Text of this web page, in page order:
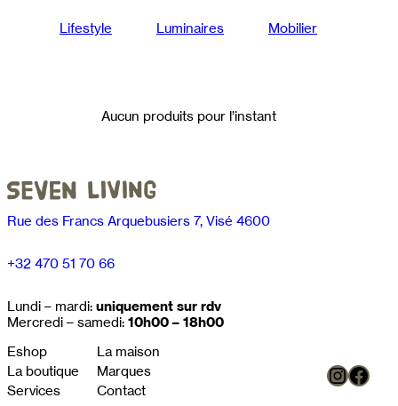
Lifestyle Luminaires Mobilier
Aucun produits pour l’instant
Rue des Francs Arquebusiers 7, Visé 4600
+32 470 51 70 66
Lundi – mardi: uniquement sur rdv
Mercredi – samedi: 10h00 – 18h00
Eshop
La boutique
Services
La maison
Marques
Contact